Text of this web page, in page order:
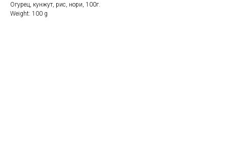
Огурец, кунжут, рис, нори, 100г.
Weight: 100 g